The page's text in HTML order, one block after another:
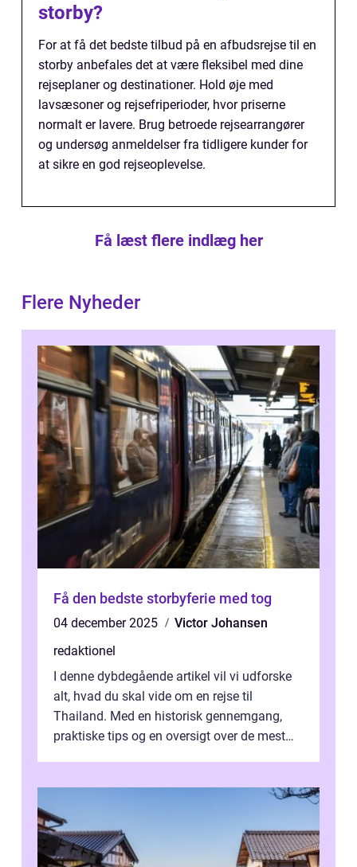
storby?
For at få det bedste tilbud på en afbudsrejse til en
storby anbefales det at være fleksibel med dine
rejseplaner og destinationer. Hold øje med
lavsæsoner og rejsefriperioder, hvor priserne
normalt er lavere. Brug betroede rejsearrangører
og undersøg anmeldelser fra tidligere kunder for
at sikre en god rejseoplevelse.
Få læst flere indlæg her
Flere Nyheder
Få den bedste storbyferie med tog
04 december 2025
Victor Johansen
redaktionel
I denne dybdegående artikel vil vi udforske
alt, hvad du skal vide om en rejse til
Thailand. Med en historisk gennemgang,
praktiske tips og en oversigt over de mest